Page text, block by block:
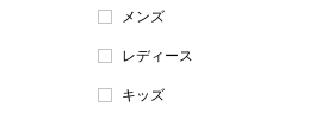
メンズ
レディース
キッズ